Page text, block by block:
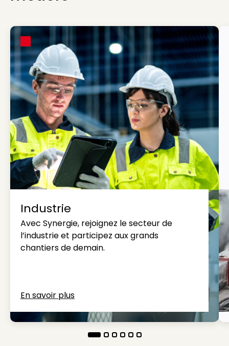
Industrie
Avec Synergie, rejoignez le secteur de
l’industrie et participez aux grands
chantiers de demain.
En savoir plus